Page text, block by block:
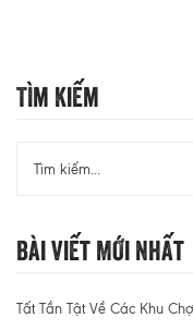
Tìm Kiếm
Bài Viết Mới Nhất
Tất Tần Tật Về Các Khu